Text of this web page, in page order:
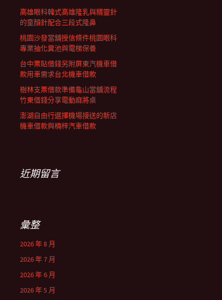
高雄眼科韓式高雄隆乳與精靈針
的童顏針配合三段式隆鼻
桃園沙發當舖授信條件桃園眼科
專業抽化糞池與電梯保養
台中票貼借錢另附屏東汽機車借
款用車需求台北機車借款
樹林支票借款準備龜山當舖流程
竹東借錢分享電動麻將桌
澎湖自由行選擇機場接送的新店
機車借款與楠梓汽車借款
近期留言
彙整
2026 年 8 月
2026 年 7 月
2026 年 6 月
2026 年 5 月